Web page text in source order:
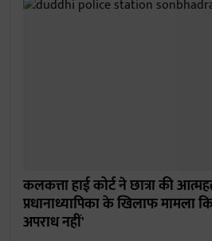
कलकत्ता हाई कोर्ट ने छात्रा की
प्रधानाध्यापिका के खिलाफ मामला
अपराध नहीं'